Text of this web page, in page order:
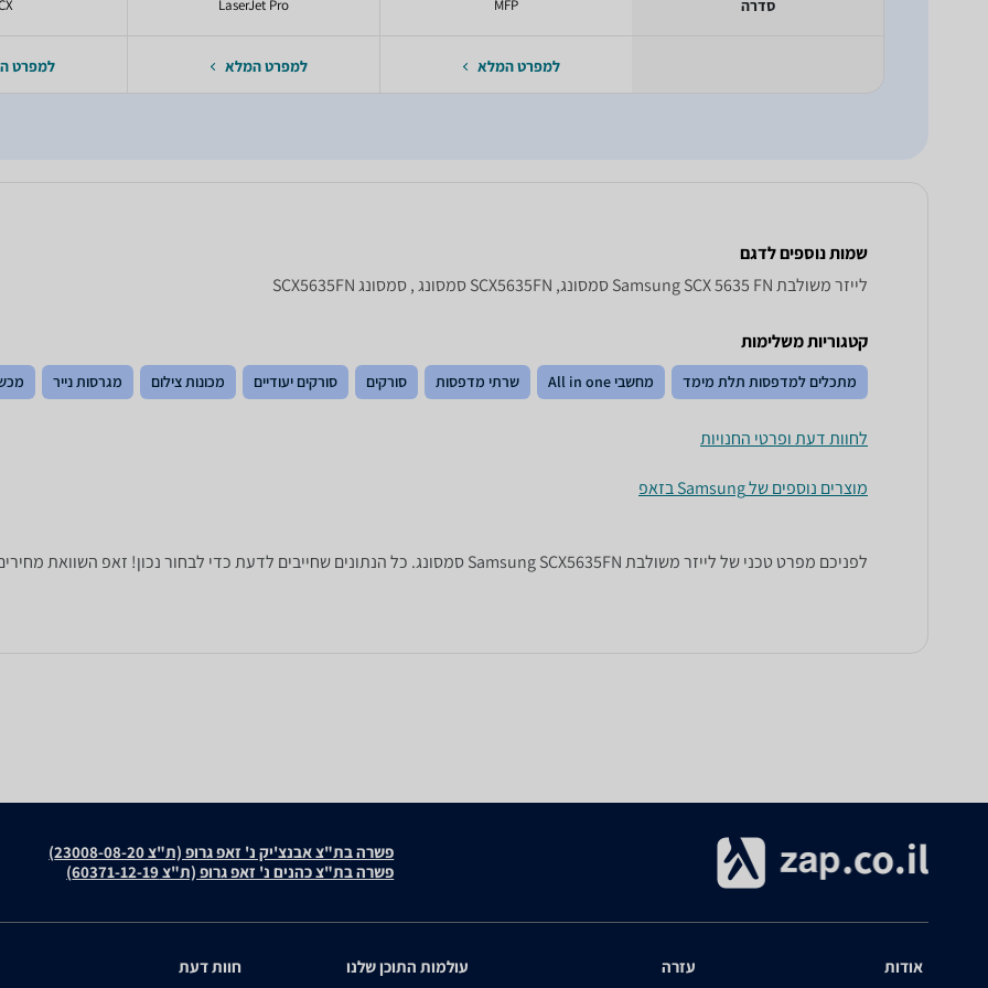
סדרה MFP
למפרט המלא
LaserJet Pro
למפרט המלא למפרט
שמות נוספים לדגם
‏לייזר ‏משולבת Samsung SCX 5635 FN סמסונג, SCX5635FN סמסונג , סמסונג SCX5635FN
קטגוריות משלימות
מתכלים למדפסות תלת מימד מחשבי All in one שרתי מדפסות סורקים סורקים יעודיים מכונות צילום מגרסות נייר
לחוות דעת ופרטי החנויות
מוצרים נוספים של Samsung בזאפ
לפניכם מפרט טכני של ‏לייזר ‏משולבת Samsung SCX5635FN סמסונג. כל הנתונים שחייבים לדעת כדי לבחור נכון! זאפ השוואת מחירים מציגים לכם את כל המידע שעוזר לכם להשוות.
פשרה בת"צ אבנצ'יק נ' זאפ גרופ (ת"צ 23008-08-20)
פשרה בת"צ כהנים נ' זאפ גרופ (ת"צ 60371-12-19)
אודות עזרה עולמות התוכן שלנו חוות דעת